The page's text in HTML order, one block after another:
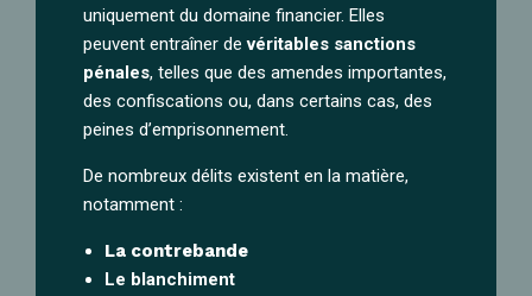
uniquement du domaine financier. Elles
peuvent entraîner devéritables sanctions
pénales, telles que des amendes importantes,
des confiscations ou, dans certains cas, des
peines d’emprisonnement.
De nombreux délits existent en la matière,
notamment :
La contrebande
Le blanchiment